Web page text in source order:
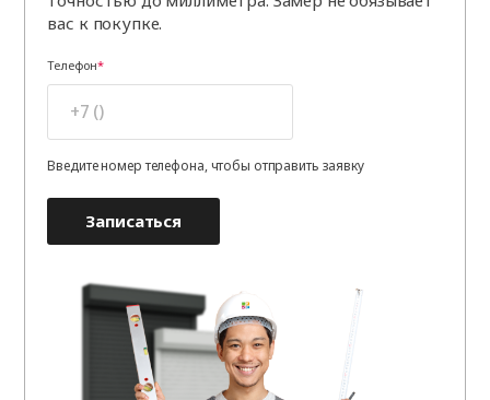
вас к покупке.
Телефон
Введите номер телефона, чтобы отправить заявку
Записаться